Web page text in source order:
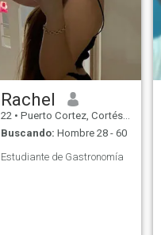
Rachel
22 • Puerto Cortez, Cortés, Honduras
Buscando: Hombre 28 - 60
Estudiante de Gastronomía